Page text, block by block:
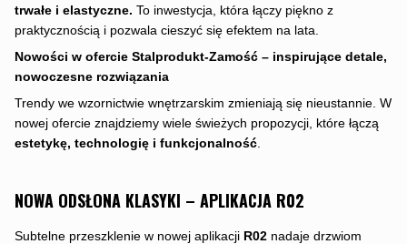
trwałe i elastyczne. To inwestycja, która łączy piękno z
praktycznością i pozwala cieszyć się efektem na lata.
Nowości w ofercie Stalprodukt-Zamość – inspirujące detale,
nowoczesne rozwiązania
Trendy we wzornictwie wnętrzarskim zmieniają się nieustannie. W
nowej ofercie znajdziemy wiele świeżych propozycji, które łączą
estetykę, technologię i funkcjonalność.
NOWA ODSŁONA KLASYKI – APLIKACJA R02
Subtelne przeszklenie w nowej aplikacji R02nadaje drzwiom